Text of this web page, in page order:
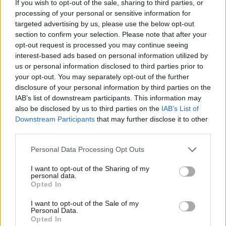
If you wish to opt-out of the sale, sharing to third parties, or
processing of your personal or sensitive information for
targeted advertising by us, please use the below opt-out
section to confirm your selection. Please note that after your
opt-out request is processed you may continue seeing
interest-based ads based on personal information utilized by
us or personal information disclosed to third parties prior to
your opt-out. You may separately opt-out of the further
disclosure of your personal information by third parties on the
IAB’s list of downstream participants. This information may
also be disclosed by us to third parties on the IAB’s List of
Downstream Participants that may further disclose it to other
Please note that this website/app uses one or more Google
not limited to your visit or usage behaviour. You may click to
grant or deny consent to Google and its third-party tags to
use your data for below specified purposes in below Google
consent section.
Personal Data Processing Opt Outs
I want to opt-out of the Sharing of my
personal data.
Opted In
I want to opt-out of the Sale of my
Personal Data.
Opted In
kurkuma. A gyökeréből kivont por nemcsak finom,
de nagyon hasznos is. Mint Popeye-nek a spenót,
Sandokannak…
Kertépítés by kedves olvasóm
Megyeri Szabolcs •2012. február 15.
Újabb érdekes levelet kaptam, amit megosztok a
blogomon. Tóth Enikő gyönyörű kertje jó példa arra,
hogy a kertépítés nem könnyű és igen hosszadalmas
munka, de nagyon megéri, hiszen munkánk
gyümölcseként ilyen gyönyörű kerttel